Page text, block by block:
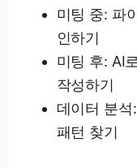
미팅 중: 파
인하기
미팅 후: AI
작성하기
데이터 분
패턴 찾기